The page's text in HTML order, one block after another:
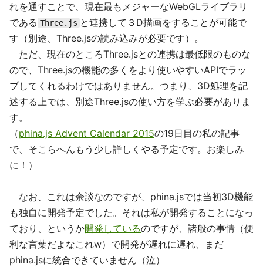
れを通すことで、現在最もメジャーなWebGLライブラリ
である Three.js と連携して３D描画をすることが可能で
す（別途、Three.jsの読み込みが必要です）。
ただ、現在のところThree.jsとの連携は最低限のものな
ので、Three.jsの機能の多くをより使いやすいAPIでラッ
プしてくれるわけではありません。つまり、3D処理を記
述する上では、別途Three.jsの使い方を学ぶ必要がありま
す。
（phina.js Advent Calendar 2015の19日目の私の記事
で、そこらへんもう少し詳しくやる予定です。お楽しみ
に！）
なお、これは余談なのですが、phina.jsでは当初3D機能
も独自に開発予定でした。それは私が開発することになっ
ており、というか開発しているのですが、諸般の事情（便
利な言葉だよなこれw）で開発が遅れに遅れ、まだ
phina.jsに統合できていません（泣）